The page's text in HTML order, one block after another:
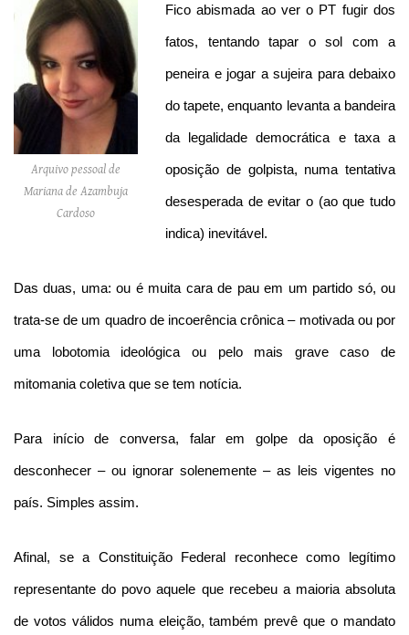
Arquivo pessoal de
Mariana de Azambuja
Cardoso
Fico abismada ao ver o PT fugir dos
fatos, tentando tapar o sol com a
peneira e jogar a sujeira para debaixo
do tapete, enquanto levanta a bandeira
da legalidade democrática e taxa a
oposição de golpista, numa tentativa
desesperada de evitar o (ao que tudo
indica) inevitável.
Das duas, uma: ou é muita cara de pau em um partido só, ou
trata-se de um quadro de incoerência crônica – motivada ou por
uma lobotomia ideológica ou pelo mais grave caso de
mitomania coletiva que se tem notícia.
Para início de conversa, falar em golpe da oposição é
desconhecer – ou ignorar solenemente – as leis vigentes no
país. Simples assim.
Afinal, se a Constituição Federal reconhece como legítimo
representante do povo aquele que recebeu a maioria absoluta
de votos válidos numa eleição, também prevê que o mandato